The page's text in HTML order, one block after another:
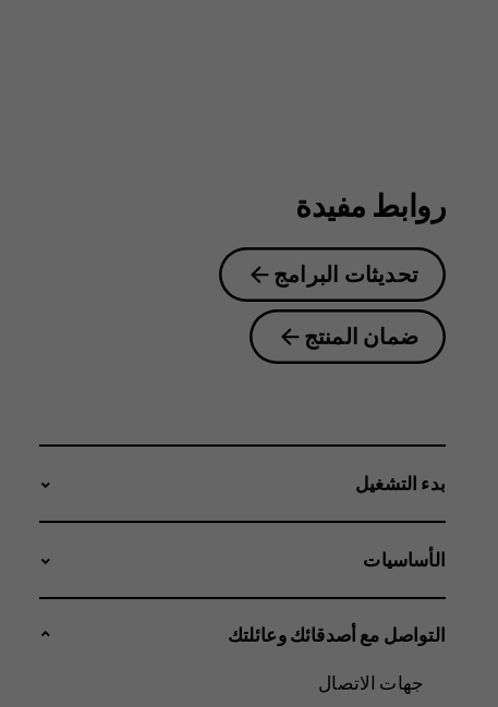
روابط مفيدة
تحديثات البرامج
ضمان المنتج
بدء التشغيل
الأساسيات
التواصل مع أصدقائك وعائلتك
جهات الاتصال